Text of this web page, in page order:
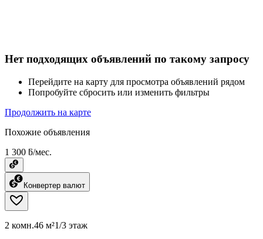
Нет подходящих объявлений по такому запросу
Перейдите на карту для просмотра объявлений рядом
Попробуйте сбросить или изменить фильтры
Продолжить на карте
Похожие объявления
1 300 ƃ/мес.
Конвертер валют
2 комн.46 м²1/3 этаж